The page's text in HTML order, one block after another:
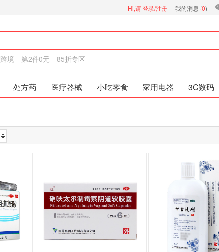
Hi,请登录/注册 我的消息 (0)
跨境 第2件0元 85折专区
处方药 医疗器械 小吃零食 家用电器 3C数码